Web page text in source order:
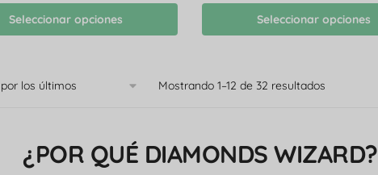
Seleccionar opciones Seleccionar opciones
Mostrando 1–12 de 32 resultados
¿POR QUÉ DIAMONDS WIZARD?